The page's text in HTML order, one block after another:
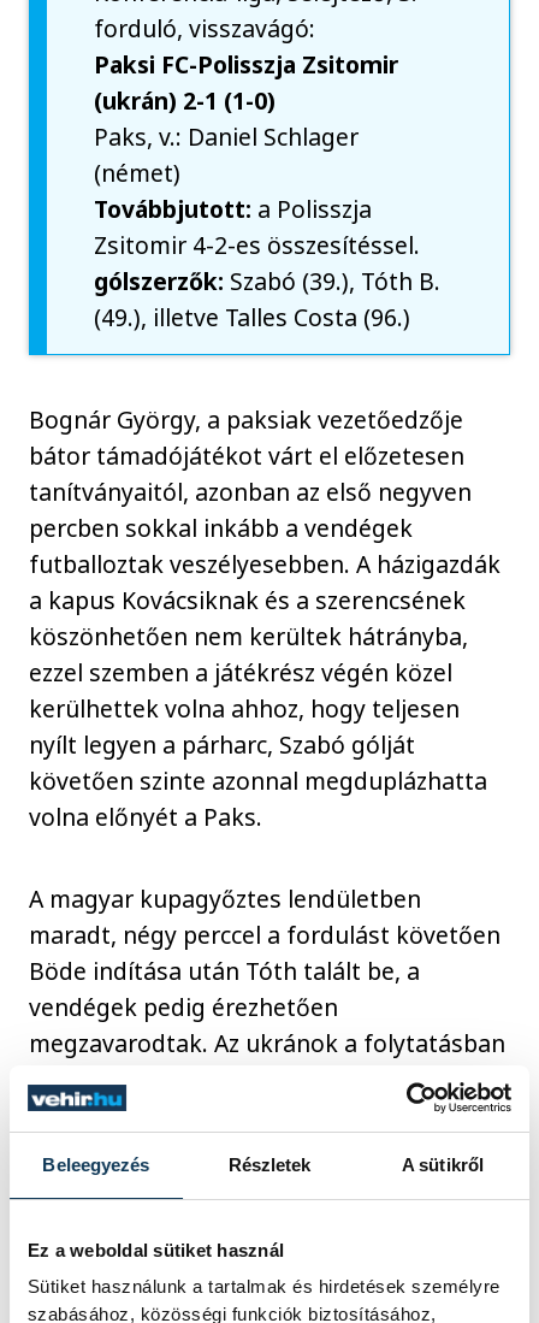
Beleegyezés Részletek A sütikről
Ez a weboldal sütiket használ
Sütiket használunk a tartalmak és hirdetések személyre
szabásához, közösségi funkciók biztosításához,
forduló, visszavágó:
Paksi FC-Polisszja Zsitomir
(ukrán) 2-1 (1-0)
Paks, v.: Daniel Schlager
(német)
Továbbjutott: a Polisszja
Zsitomir 4-2-es összesítéssel.
gólszerzők: Szabó (39.), Tóth B.
(49.), illetve Talles Costa (96.)
Bognár György, a paksiak vezetőedzője
bátor támadójátékot várt el előzetesen
tanítványaitól, azonban az első negyven
percben sokkal inkább a vendégek
futballoztak veszélyesebben. A házigazdák
a kapus Kovácsiknak és a szerencsének
köszönhetően nem kerültek hátrányba,
ezzel szemben a játékrész végén közel
kerülhettek volna ahhoz, hogy teljesen
nyílt legyen a párharc, Szabó gólját
követően szinte azonnal megduplázhatta
volna előnyét a Paks.
A magyar kupagyőztes lendületben
maradt, négy perccel a fordulást követően
Böde indítása után Tóth talált be, a
vendégek pedig érezhetően
megzavarodtak. Az ukránok a folytatásban
mindent bevetettek, amikor csak lehetett,
tördelték a játékot és húzták az időt, a
Paks nagy lendülettel támadott, Zekének
jutott a hosszabbításhoz a Paks, az utolsó
percekben a kedvére kontrázó vendégeket